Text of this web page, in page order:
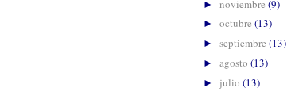
► noviembre (9)
► octubre (13)
► septiembre (13)
► agosto (13)
► julio (13)